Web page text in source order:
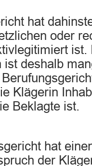
hat
oder
ist.
ist deshalb
Klägerin
Beklagte ist.
hat
der